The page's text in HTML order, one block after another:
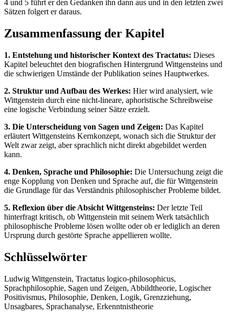
4 und 5 führt er den Gedanken ihn dann aus und in den letzten zwei
Sätzen folgert er daraus.
Zusammenfassung der Kapitel
1. Entstehung und historischer Kontext des Tractatus: Dieses
Kapitel beleuchtet den biografischen Hintergrund Wittgensteins und
die schwierigen Umstände der Publikation seines Hauptwerkes.
2. Struktur und Aufbau des Werkes: Hier wird analysiert, wie
Wittgenstein durch eine nicht-lineare, aphoristische Schreibweise
eine logische Verbindung seiner Sätze erzielt.
3. Die Unterscheidung von Sagen und Zeigen: Das Kapitel
erläutert Wittgensteins Kernkonzept, wonach sich die Struktur der
Welt zwar zeigt, aber sprachlich nicht direkt abgebildet werden
kann.
4. Denken, Sprache und Philosophie: Die Untersuchung zeigt die
enge Kopplung von Denken und Sprache auf, die für Wittgenstein
die Grundlage für das Verständnis philosophischer Probleme bildet.
5. Reflexion über die Absicht Wittgensteins: Der letzte Teil
hinterfragt kritisch, ob Wittgenstein mit seinem Werk tatsächlich
philosophische Probleme lösen wollte oder ob er lediglich an deren
Ursprung durch gestörte Sprache appellieren wollte.
Schlüsselwörter
Ludwig Wittgenstein, Tractatus logico-philosophicus,
Sprachphilosophie, Sagen und Zeigen, Abbildtheorie, Logischer
Positivismus, Philosophie, Denken, Logik, Grenzziehung,
Unsagbares, Sprachanalyse, Erkenntnistheorie